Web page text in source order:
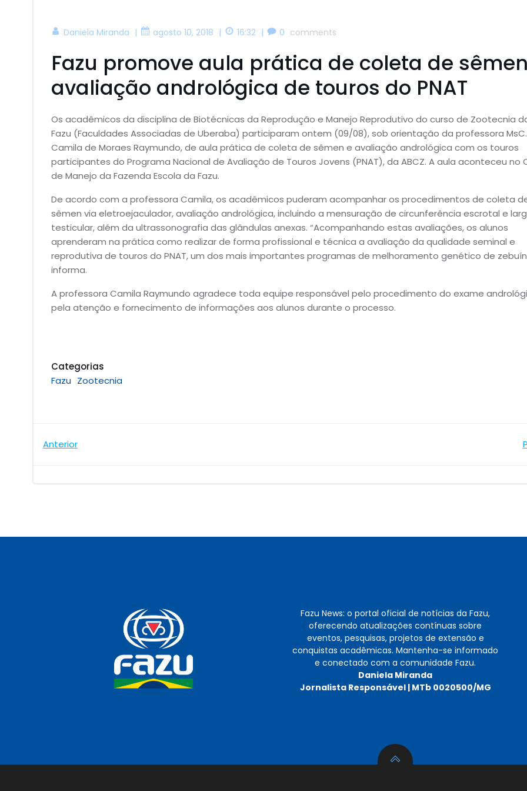
Daniela Miranda | agosto 10, 2018 | 16:32 | 0 comments
Fazu promove aula prática de coleta de
avaliação andrológica de touros do PNAT
Os acadêmicos da disciplina de Biotécnicas da Reprodução e Manejo Reprodutivo do curso de Zootecnia
Fazu (Faculdades Associadas de Uberaba) participaram ontem (09/08), sob orientação da professora MsC.
Camila de Moraes Raymundo, de aula prática de coleta de sêmen e avaliação andrológica com os touros
participantes do Programa Nacional de Avaliação de Touros Jovens (PNAT), da ABCZ. A aula aconteceu no
de Manejo da Fazenda Escola da Fazu.
De acordo com a professora Camila, os acadêmicos puderam acompanhar os procedimentos de coleta
sêmen via eletroejaculador, avaliação andrológica, incluindo a mensuração de circunferência escrotal e
testicular, além da ultrassonografia das glândulas anexas. “Acompanhando estas avaliações, os alunos
aprenderam na prática como realizar de forma profissional e técnica a avaliação da qualidade seminal e
reprodutiva de touros do PNAT, um dos mais importantes programas de melhoramento genético de
informa.
A professora Camila Raymundo agradece toda equipe responsável pelo procedimento do exame
pela atenção e fornecimento de informações aos alunos durante o processo.
Categorias
Fazu Zootecnia
Navegação
Anterior
Fazu News: o portal oficial de notícias da Fazu,
oferecendo atualizações contínuas sobre
eventos, pesquisas, projetos de extensão e
conquistas acadêmicas. Mantenha-se informado
e conectado com a comunidade Fazu.
Daniela Miranda
Jornalista Responsável | MTb 0020500/MG